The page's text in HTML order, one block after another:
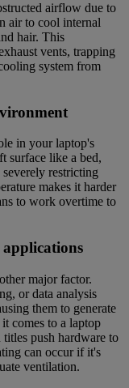
airflow due to
air to cool internal
hair. This
vents, trapping
system from
in your laptop's
surface like a bed,
restricting
makes it harder
to work overtime to
major factor.
or data analysis
them to generate
comes to a laptop
push hardware to
can occur if it's
ventilation.